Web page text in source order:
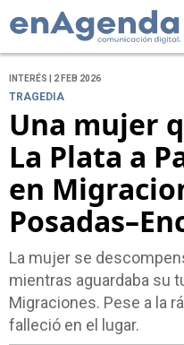
INTERÉS | 2 FEB 2026
TRAGEDIA
Una mujer
La Plata a
en
La mujer se
mientras aguardaba su
Migraciones. Pese a la
falleció en el lugar.